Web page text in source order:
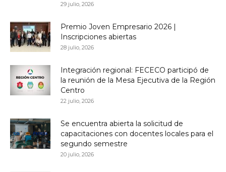
29 julio, 2026
Premio Joven Empresario 2026 |
Inscripciones abiertas
28 julio, 2026
Integración regional: FECECO participó de
la reunión de la Mesa Ejecutiva de la Región
Centro
22 julio, 2026
Se encuentra abierta la solicitud de
capacitaciones con docentes locales para el
segundo semestre
20 julio, 2026